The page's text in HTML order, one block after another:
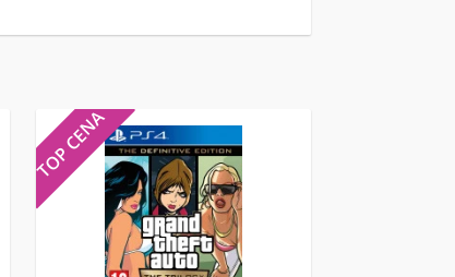
TOP CENA